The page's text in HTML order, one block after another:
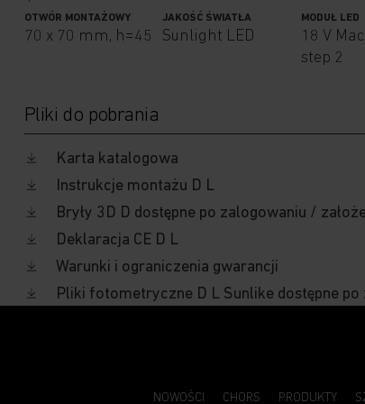
OTWÓR MONTAŻOWY
70 x 70 mm, h=45
JAKOŚĆ ŚWIATŁA
Sunlight LED
MODUŁ LED
18 V
step 2
Pliki do pobrania
Karta katalogowa
Instrukcje montażu D L
Bryły 3D D dostępne po zalogowaniu /
Deklaracja CE D L
Warunki i ograniczenia gwarancji
Pliki fotometryczne D L Sunlike dostępne
NOWOŚCI CHORS PRODUKTY